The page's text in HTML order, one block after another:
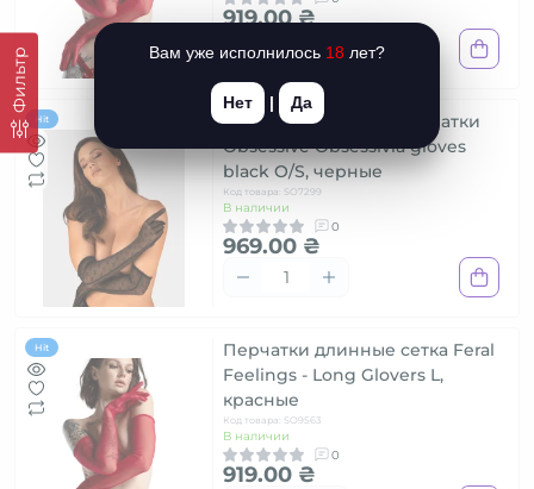
Фильтр
919.00 ₴
Hit
Сетчатые длинные перчатки
Obsessive Obsessivia gloves
black O/S, черные
Код товара: SO7299
В наличии
0
969.00 ₴
Hit
Перчатки длинные сетка Feral
Feelings - Long Glovers L,
красные
Код товара: SO9563
В наличии
0
919.00 ₴
Вам уже исполнилось 18 лет?
Нет | Да